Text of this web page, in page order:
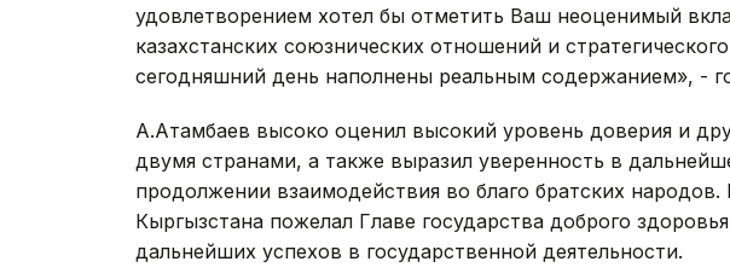
удовлетворением хотел бы отметить Ваш неоценимый
казахстанских союзнических отношений и
сегодняшний день наполнены реальным содержанием», -
А.Атамбаев высоко оценил высокий уровень доверия и
двумя странами, а также выразил уверенность в
продолжении взаимодействия во благо братских
Кыргызстана пожелал Главе государства доброго
дальнейших успехов в государственной деятельности.